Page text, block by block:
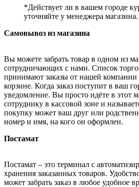
*Действует ли в вашем городе
уточняйте у менеджера магазина.
Самовывоз из магазина
Вы можете забрать товар в одном из
сотрудничающих с нами. Список
принимают заказы от нашей компании
корзине. Когда заказ поступит в ваш
уведомление. Вы просто идёте в этот
сотруднику в кассовой зоне и
покупку может ваш друг или
номер и имя, на кого он оформлен.
Постамат
Постамат – это терминал с
хранения заказанных товаров.
может забрать заказ в любое удобное